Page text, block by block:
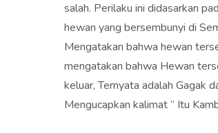
salah. Perilaku ini didasarkan
hewan yang bersembunyi di
Mengatakan bahwa hewan
mengatakan bahwa Hewan
keluar, Ternyata adalah Gagak
Mengucapkan kalimat “ Itu